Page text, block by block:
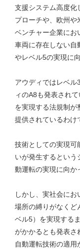
支援システム高度化
プローチや、欧州
ベンチャー企業にお
車両に存在しない自
やレベル5の実現に
アウディではレベ
ィのA8も発表され
を実現する法規制が
提供されているわけ
技術としての実現可
いが発生するという
動運転の実現に向か
しかし、実社会に
場所の縛りがなくど
ベル5）を実現する
がかかるとも発表さ
自動運転技術の適